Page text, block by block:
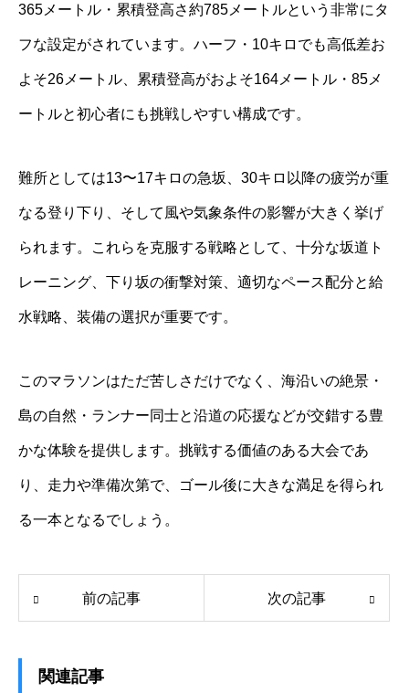
365メートル・累積登高さ約785メートルという非常にタ
フな設定がされています。ハーフ・10キロでも高低差お
よそ26メートル、累積登高がおよそ164メートル・85メ
ートルと初心者にも挑戦しやすい構成です。
難所としては13〜17キロの急坂、30キロ以降の疲労が重
なる登り下り、そして風や気象条件の影響が大きく挙げ
られます。これらを克服する戦略として、十分な坂道ト
レーニング、下り坂の衝撃対策、適切なペース配分と給
水戦略、装備の選択が重要です。
このマラソンはただ苦しさだけでなく、海沿いの絶景・
島の自然・ランナー同士と沿道の応援などが交錯する豊
かな体験を提供します。挑戦する価値のある大会であ
り、走力や準備次第で、ゴール後に大きな満足を得られ
る一本となるでしょう。
前の記事 次の記事
関連記事